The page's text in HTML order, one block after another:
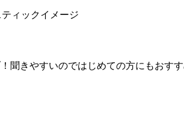
聞きやすいのではじめての方にもおす